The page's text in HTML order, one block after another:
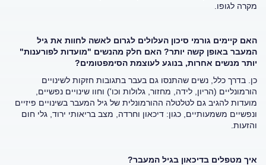
מקרה לגופו.
האם קיימים גורמי סיכון העלולים לגרום לאשה לחוות את גיל
המעבר באופן קשה יותר? האם חלק מהנשים "מועדות לפורענות"
יותר מנשים אחרות, בנוגע לעוצמת הסימפטומים?
כן. בדרך כלל, נשים שהתנסו גם בעבר בתגובות חזקות לשינויים
הורמונליים (הריון, לידה, מחזור, גלולות וכו') וחוו שינויים נפשיים,
מועדות להגיב גם לטלטלה ההורמונלית של גיל המעבר בשינויים פיזיים
ונפשיים משמעותיים, כגון: דיכאון וחרדה, מצב בריאותי ירוד, גלי חום
והזעות.
איך מטפלים בדיכאון בגיל המעבר?